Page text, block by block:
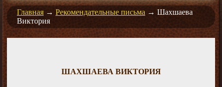
Главная → Рекомендательные письма → Шахшаева
Виктория
ШАХШАЕВА ВИКТОРИЯ